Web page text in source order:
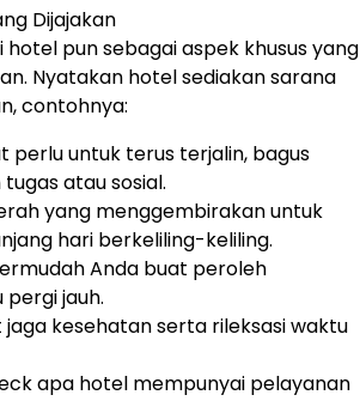
Dijajakan
hotel pun sebagai aspek khusus yang
Nyatakan hotel sediakan sarana
contohnya:
perlu untuk terus terjalin, bagus
atau sosial.
yang menggembirakan untuk
hari berkeliling-keliling.
Anda buat peroleh
jauh.
jaga kesehatan serta rileksasi waktu
apa hotel mempunyai pelayanan